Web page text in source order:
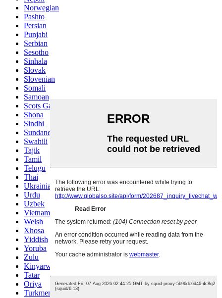
Norwegian
Pashto
Persian
Punjabi
Serbian
Sesotho
Sinhala
Slovak
Slovenian
Somali
Samoan
Scots Gaelic
Shona
Sindhi
Sundanese
Swahili
Tajik
Tamil
Telugu
Thai
Ukrainian
Urdu
Uzbek
Vietnamese
Welsh
Xhosa
Yiddish
Yoruba
Zulu
Kinyarwanda
Tatar
Oriya
Turkmen